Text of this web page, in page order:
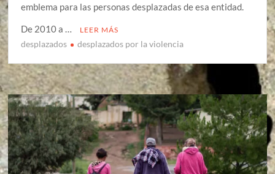
emblema para las personas desplazadas de esa entidad.
De 2010 a …
LEER MÁS
desplazados desplazados por la violencia